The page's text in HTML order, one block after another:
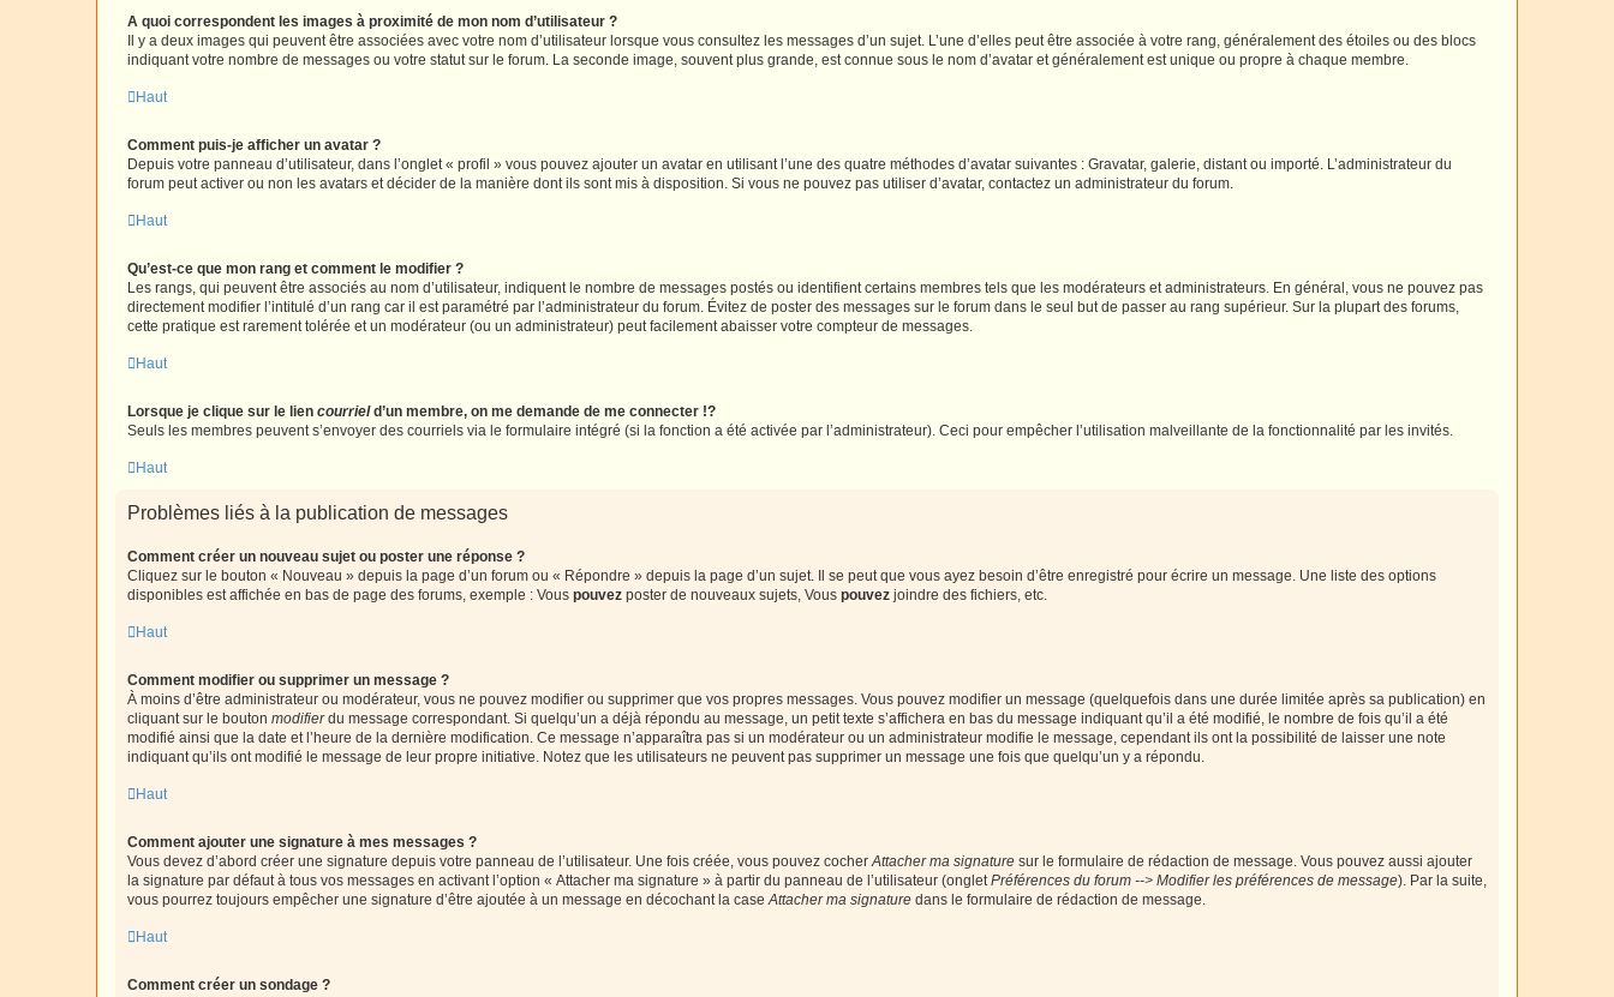
A quoi correspondent les images à proximité de mon nom d’utilisateur ?
Il y a deux images qui peuvent être associées avec votre nom d’utilisateur lorsque vous consultez les messages d’un sujet. L’une d’elles peut être associée à votre rang, généralement des étoiles ou des blocs
indiquant votre nombre de messages ou votre statut sur le forum. La seconde image, souvent plus grande, est connue sous le nom d’avatar et généralement est unique ou propre à chaque membre.
Haut
Comment puis-je afficher un avatar ?
Depuis votre panneau d’utilisateur, dans l’onglet « profil » vous pouvez ajouter un avatar en utilisant l’une des quatre méthodes d’avatar suivantes : Gravatar, galerie, distant ou importé. L’administrateur du
forum peut activer ou non les avatars et décider de la manière dont ils sont mis à disposition. Si vous ne pouvez pas utiliser d’avatar, contactez un administrateur du forum.
Haut
Qu’est-ce que mon rang et comment le modifier ?
Les rangs, qui peuvent être associés au nom d’utilisateur, indiquent le nombre de messages postés ou identifient certains membres tels que les modérateurs et administrateurs. En général, vous ne pouvez pas
directement modifier l’intitulé d’un rang car il est paramétré par l’administrateur du forum. Évitez de poster des messages sur le forum dans le seul but de passer au rang supérieur. Sur la plupart des forums,
cette pratique est rarement tolérée et un modérateur (ou un administrateur) peut facilement abaisser votre compteur de messages.
Haut
Lorsque je clique sur le lien courrield’un membre, on me demande de me connecter !?
Seuls les membres peuvent s’envoyer des courriels via le formulaire intégré (si la fonction a été activée par l’administrateur). Ceci pour empêcher l’utilisation malveillante de la fonctionnalité par les invités.
Haut
Problèmes liés à la publication de messages
Comment créer un nouveau sujet ou poster une réponse ?
Cliquez sur le bouton « Nouveau » depuis la page d’un forum ou « Répondre » depuis la page d’un sujet. Il se peut que vous ayez besoin d’être enregistré pour écrire un message. Une liste des options
disponibles est affichée en bas de page des forums, exemple : Vous pouvez poster de nouveaux sujets, Vous pouvez joindre des fichiers, etc.
Haut
Comment modifier ou supprimer un message ?
À moins d’être administrateur ou modérateur, vous ne pouvez modifier ou supprimer que vos propres messages. Vous pouvez modifier un message (quelquefois dans une durée limitée après sa publication) en
cliquant sur le bouton modifierdu message correspondant. Si quelqu’un a déjà répondu au message, un petit texte s’affichera en bas du message indiquant qu’il a été modifié, le nombre de fois qu’il a été
modifié ainsi que la date et l’heure de la dernière modification. Ce message n’apparaîtra pas si un modérateur ou un administrateur modifie le message, cependant ils ont la possibilité de laisser une note
indiquant qu’ils ont modifié le message de leur propre initiative. Notez que les utilisateurs ne peuvent pas supprimer un message une fois que quelqu’un y a répondu.
Haut
Comment ajouter une signature à mes messages ?
Vous devez d’abord créer une signature depuis votre panneau de l’utilisateur. Une fois créée, vous pouvez cocherAttacher ma signature sur le formulaire de rédaction de message. Vous pouvez aussi ajouter
la signature par défaut à tous vos messages en activant l’option « Attacher ma signature » à partir du panneau de l’utilisateur (ongletPréférences du forum --> Modifier les préférences de message). Par la suite,
vous pourrez toujours empêcher une signature d’être ajoutée à un message en décochant la caseAttacher ma signature dans le formulaire de rédaction de message.
Haut
Comment créer un sondage ?